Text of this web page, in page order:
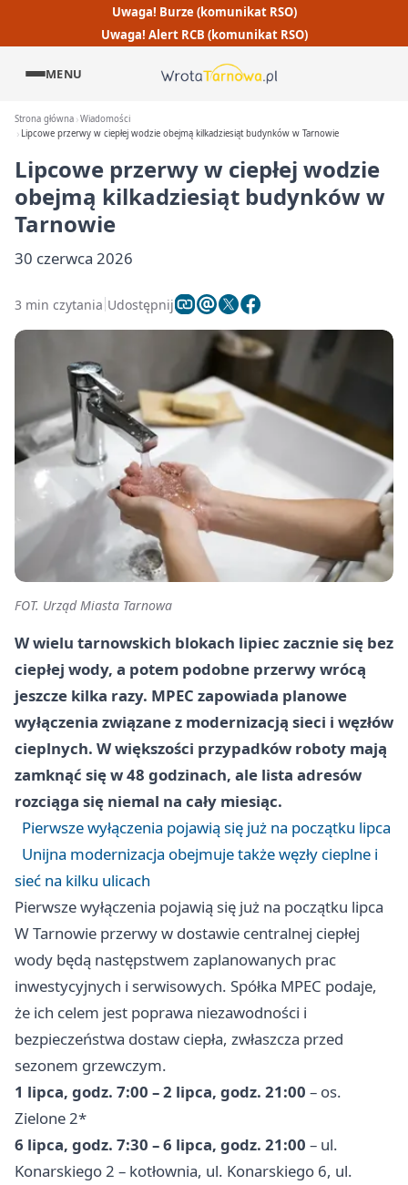
Uwaga! Burze (komunikat RSO)
Uwaga! Alert RCB (komunikat RSO)
MENU
Strona główna Wiadomości
Lipcowe przerwy w ciepłej wodzie obejmą kilkadziesiąt budynków w Tarnowie
Lipcowe przerwy w ciepłej wodzie
obejmą kilkadziesiąt budynków w
Tarnowie
30 czerwca 2026
3 min czytania Udostępnij
FOT. Urząd Miasta Tarnowa
W wielu tarnowskich blokach lipiec zacznie się bez
ciepłej wody, a potem podobne przerwy wrócą
jeszcze kilka razy. MPEC zapowiada planowe
wyłączenia związane z modernizacją sieci i węzłów
cieplnych. W większości przypadków roboty mają
zamknąć się w 48 godzinach, ale lista adresów
rozciąga się niemal na cały miesiąc.
Pierwsze wyłączenia pojawią się już na początku lipca
Unijna modernizacja obejmuje także węzły cieplne i
sieć na kilku ulicach
Pierwsze wyłączenia pojawią się już na początku lipca
W Tarnowie przerwy w dostawie centralnej ciepłej
wody będą następstwem zaplanowanych prac
inwestycyjnych i serwisowych. Spółka MPEC podaje,
że ich celem jest poprawa niezawodności i
bezpieczeństwa dostaw ciepła, zwłaszcza przed
sezonem grzewczym.
1 lipca, godz. 7:00 – 2 lipca, godz. 21:00 – os.
Zielone 2*
6 lipca, godz. 7:30 – 6 lipca, godz. 21:00 – ul.
Konarskiego 2 – kotłownia, ul. Konarskiego 6, ul.